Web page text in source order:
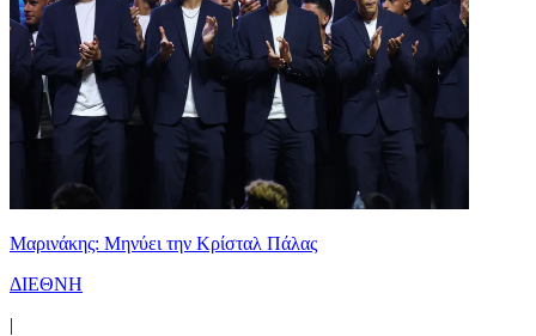
Μαρινάκης: Μηνύει την Κρίσταλ Πάλας
ΔΙΕΘΝΗ
|